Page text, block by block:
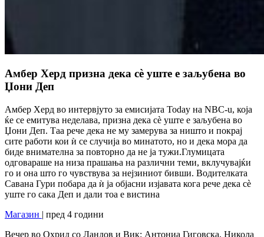
Амбер Херд призна дека сè уште е заљубена во
Џони Деп
Амбер Херд во интервјуто за емисијата Today на NBC-u, која
ќе се емитува неделава, призна дека сè уште е заљубена во
Џони Деп. Таа рече дека не му замерува за ништо и покрај
сите работи кои ѝ се случија во минатото, но и дека мора да
биде внимателна за повторно да не ја тужи.Глумицата
одговараше на низа прашања на различни теми, вклучувајќи
го и она што го чувствува за нејзиниот бивши. Водителката
Савана Гури побара да ѝ ја објасни изјавата кога рече дека сè
уште го сака Деп и дали тоа е вистина
Магазин | пред 4 години
Вечер во Охрид со Ландов и Вик: Антониа Гиговска, Никола